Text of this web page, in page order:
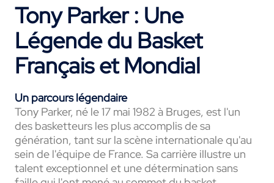
Tony Parker : Une
Légende du Basket
Français et Mondial
Un parcours légendaire
Tony Parker, né le 17 mai 1982 à Bruges, est l'un
des basketteurs les plus accomplis de sa
génération, tant sur la scène internationale qu'au
sein de l'équipe de France. Sa carrière illustre un
talent exceptionnel et une détermination sans